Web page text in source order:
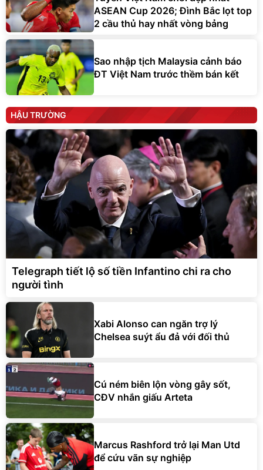
ASEAN Cup 2026; Đình Bắc lọt top
2 cầu thủ hay nhất vòng bảng
Sao nhập tịch Malaysia cảnh báo
ĐT Việt Nam trước thềm bán kết
HẬU TRƯỜNG
Telegraph tiết lộ số tiền Infantino chi ra cho
người tình
Xabi Alonso can ngăn trợ lý
Chelsea suýt ẩu đả với đối thủ
Cú ném biên lộn vòng gây sốt,
CĐV nhắn giấu Arteta
Marcus Rashford trở lại Man Utd
để cứu vãn sự nghiệp